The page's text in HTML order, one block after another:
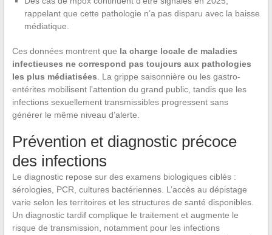
rappelant que cette pathologie n’a pas disparu avec la baisse
médiatique.
Ces données montrent que la charge locale de maladies
infectieuses ne correspond pas toujours aux pathologies
les plus médiatisées. La grippe saisonnière ou les gastro-
entérites mobilisent l’attention du grand public, tandis que les
infections sexuellement transmissibles progressent sans
générer le même niveau d’alerte.
Prévention et diagnostic précoce
des infections
Le diagnostic repose sur des examens biologiques ciblés :
sérologies, PCR, cultures bactériennes. L’accès au dépistage
varie selon les territoires et les structures de santé disponibles.
Un diagnostic tardif complique le traitement et augmente le
risque de transmission, notamment pour les infections